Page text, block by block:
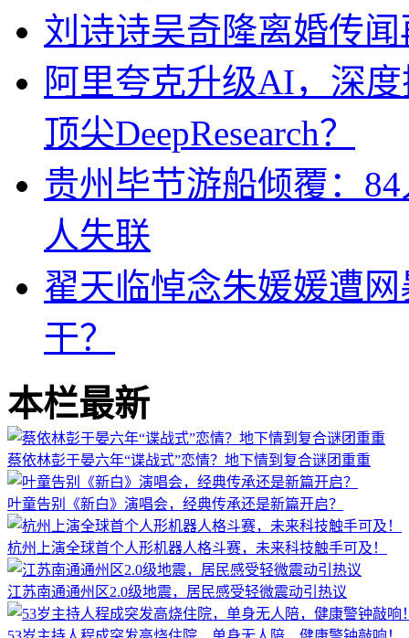
刘诗诗吴奇隆离婚传
阿里夸克升级AI，深
顶尖DeepResearch？
贵州毕节游船倾覆：
人失联
翟天临悼念朱媛媛遭
干？
本栏最新
蔡依林彭于晏六年“谍战式”恋情？地下情到复合谜团重重
叶童告别《新白》演唱会，经典传承还是新篇开启？
杭州上演全球首个人形机器人格斗赛，未来科技触手可及！
江苏南通通州区2.0级地震，居民感受轻微震动引热议